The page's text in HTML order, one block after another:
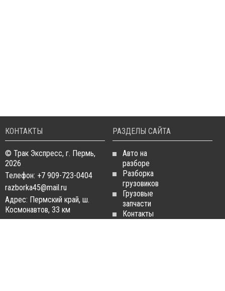
КОНТАКТЫ
© Трак Экспресс, г. Пермь,
2026
Телефон: +7 909-723-0404
razborka45@mail.ru
Адрес: Пермский край, ш.
Космонавтов, 33 км
РАЗДЕЛЫ САЙТА
Авто на
разборе
Разборка
грузовиков
Грузовые
запчасти
Контакты